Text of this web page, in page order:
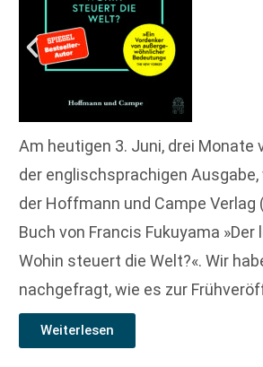
Am heutigen 3. Juni, drei Monate
der englischsprachigen
der Hoffmann und Campe Verlag
Buch von Francis Fukuyama
Wohin steuert die Welt?«. Wir
nachgefragt, wie es zur
Weiterlesen